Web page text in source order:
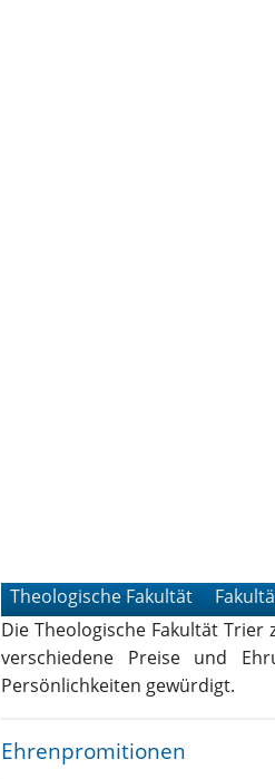
Theologische Fakultät
Die Theologische Fakultät
verschiedene Preise und
Persönlichkeiten gewürdigt.
Ehrenpromitionen